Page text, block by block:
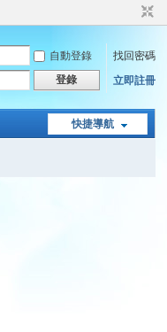
自動登錄
找回密碼
登錄 立即註冊
快捷導航